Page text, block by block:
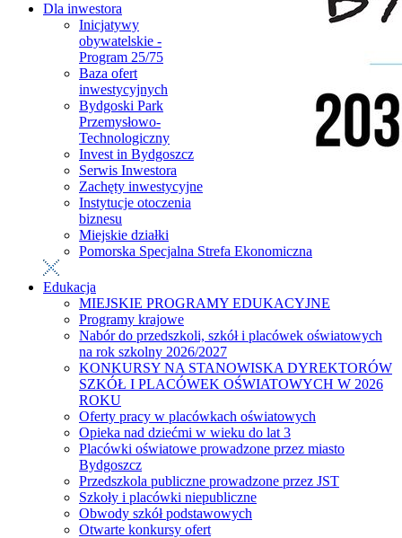
Dla inwestora
Inicjatywy
obywatelskie -
Program 25/75
Baza ofert
inwestycyjnych
Bydgoski Park
Przemysłowo-
Technologiczny
Invest in Bydgoszcz
Serwis Inwestora
Zachęty inwestycyjne
Instytucje otoczenia
biznesu
Miejskie działki
Pomorska Specjalna Strefa Ekonomiczna
Edukacja
MIEJSKIE PROGRAMY EDUKACYJNE
Programy krajowe
Nabór do przedszkoli, szkół i placówek oświatowych
na rok szkolny 2026/2027
KONKURSY NA STANOWISKA DYREKTORÓW
SZKÓŁ I PLACÓWEK OŚWIATOWYCH W 2026
ROKU
Oferty pracy w placówkach oświatowych
Opieka nad dziećmi w wieku do lat 3
Placówki oświatowe prowadzone przez miasto
Bydgoszcz
Przedszkola publiczne prowadzone przez JST
Szkoły i placówki niepubliczne
Obwody szkół podstawowych
Otwarte konkursy ofert